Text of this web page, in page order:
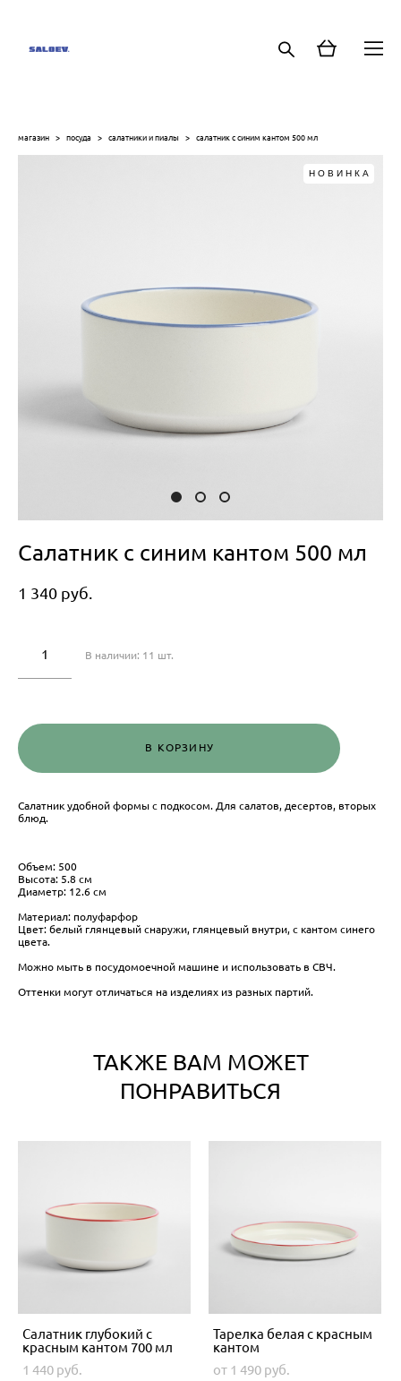
магазин > посуда > салатники и пиалы > салатник с синим кантом 500 мл
НОВИНКА
Салатник с синим кантом 500 мл
1 340 pуб.
В наличии: 11 шт.
В КОРЗИНУ
Салатник удобной формы с подкосом. Для салатов, десертов, вторых
блюд.
Объем: 500
Высота: 5.8 см
Диаметр: 12.6 см
Материал: полуфарфор
Цвет: белый глянцевый снаружи, глянцевый внутри, с кантом синего
цвета.
Можно мыть в посудомоечной машине и использовать в СВЧ.
Оттенки могут отличаться на изделиях из разных партий.
ТАКЖЕ ВАМ МОЖЕТ
ПОНРАВИТЬСЯ
Салатник глубокий с
красным кантом 700 мл
1 440 pуб.
Тарелка белая с красным
кантом
от 1 490 pуб.